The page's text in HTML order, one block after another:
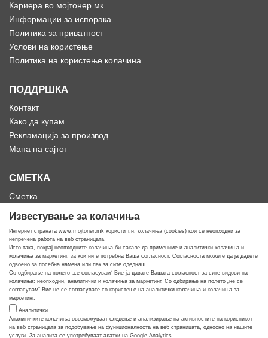
Известување за колачиња
Интернет страната www.mojtoner.mk користи т.н. колачиња (cookies) кои се неопходни за
непречена работа на веб страницата.
Исто така, покрај неопходните колачиња би сакале да примениме и аналитички колачиња и
колачиња за маркетинг, за кои ни е потребна Ваша согласност. Согласноста можете да ја дадете
одвоено за посебна намена или пак за сите одеднаш.
Со одбирање на полето „се согласувам“ Вие ја давате Вашата согласност за сите видови на
колачиња: неопходни, аналитички и колачиња за маркетинг. Со одбирање на полето „не се
согласувам“ Вие не се согласувате со користење на аналитички колачиња и колачиња за
маркетинг.
Аналитички
Аналитичките колачиња овозможуваат следење и анализирање на активностите на корисникот
на веб страницата за подобување на функционалноста на веб страницата, односно на нашите
услуги. За анализа се употребуваат алатки на Google Analytics.
Кариера во мојтонер.мк
Информации за испорака
Политика за приватност
Услови на користење
Политика на користење колачина
ПОДДРШКА
Контакт
Како да купам
Рекламација за производ
Мапа на сајтот
СМЕТКА
Сметка
Омилени
Кога ти треба тонер